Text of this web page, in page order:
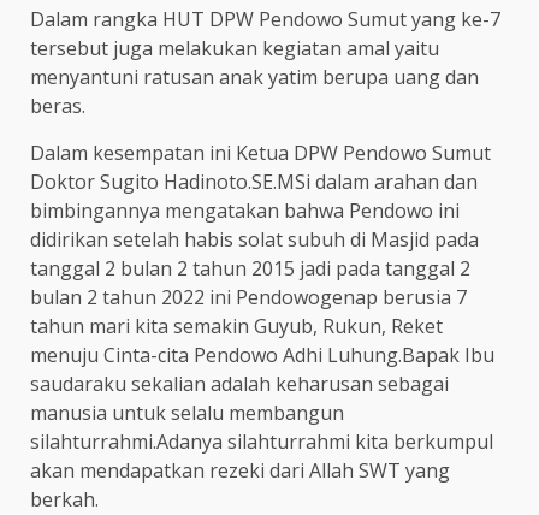
Dalam rangka HUT DPW Pendowo Sumut yang ke-7
tersebut juga melakukan kegiatan amal yaitu
menyantuni ratusan anak yatim berupa uang dan
beras.
Dalam kesempatan ini Ketua DPW Pendowo Sumut
Doktor Sugito Hadinoto.SE.MSi dalam arahan dan
bimbingannya mengatakan bahwa Pendowo ini
didirikan setelah habis solat subuh di Masjid pada
tanggal 2 bulan 2 tahun 2015 jadi pada tanggal 2
bulan 2 tahun 2022 ini Pendowogenap berusia 7
tahun mari kita semakin Guyub, Rukun, Reket
menuju Cinta-cita Pendowo Adhi Luhung.Bapak Ibu
saudaraku sekalian adalah keharusan sebagai
manusia untuk selalu membangun
silahturrahmi.Adanya silahturrahmi kita berkumpul
akan mendapatkan rezeki dari Allah SWT yang
berkah.